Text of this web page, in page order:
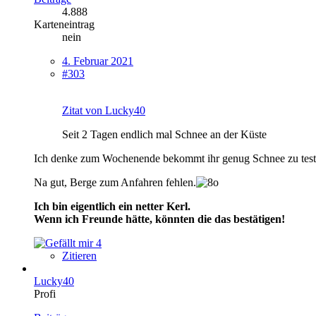
4.888
Karteneintrag
nein
4. Februar 2021
#303
Zitat von Lucky40
Seit 2 Tagen endlich mal Schnee an der Küste
Ich denke zum Wochenende bekommt ihr genug Schnee zu
Na gut, Berge zum Anfahren fehlen.
Ich bin eigentlich ein netter Kerl.
Wenn ich Freunde hätte, könnten die das bestätigen!
4
Zitieren
Lucky40
Profi